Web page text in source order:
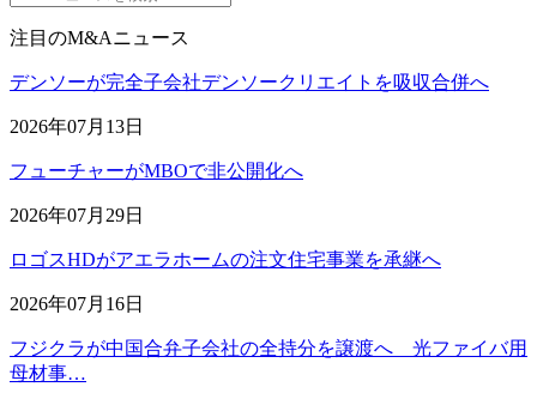
注目のM&Aニュース
デンソーが完全子会社デンソークリエイトを吸収合併へ
2026年07月13日
フューチャーがMBOで非公開化へ
2026年07月29日
ロゴスHDがアエラホームの注文住宅事業を承継へ
2026年07月16日
フジクラが中国合弁子会社の全持分を譲渡へ 光ファイバ用
母材事…